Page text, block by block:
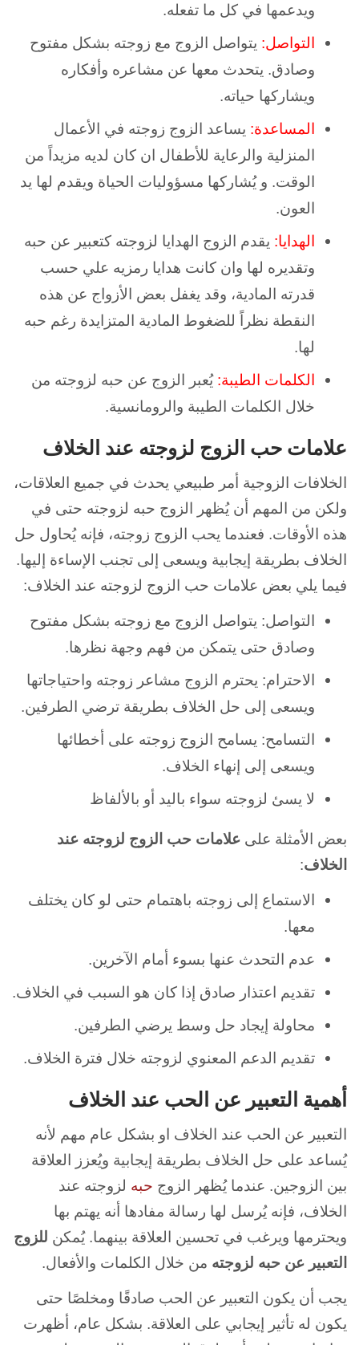
ويدعمها في كل ما تفعله.
التواصل: يتواصل الزوج مع زوجته بشكل مفتوح
وصادق. يتحدث معها عن مشاعره وأفكاره
ويشاركها حياته.
المساعدة: يساعد الزوج زوجته في الأعمال
المنزلية والرعاية للأطفال ان كان لديه مزيداً من
الوقت. و يُشاركها مسؤوليات الحياة ويقدم لها يد
العون.
الهدايا: يقدم الزوج الهدايا لزوجته كتعبير عن حبه
وتقديره لها وان كانت هدايا رمزيه علي حسب
قدرته المادية، وقد يغفل بعض الأزواج عن هذه
النقطة نظراً للضغوط المادية المتزايدة رغم حبه
لها.
الكلمات الطيبة: يُعبر الزوج عن حبه لزوجته من
خلال الكلمات الطيبة والرومانسية.
علامات حب الزوج لزوجته عند الخلاف
الخلافات الزوجية أمر طبيعي يحدث في جميع العلاقات،
ولكن من المهم أن يُظهر الزوج حبه لزوجته حتى في
هذه الأوقات. فعندما يحب الزوج زوجته، فإنه يُحاول حل
الخلاف بطريقة إيجابية ويسعى إلى تجنب الإساءة إليها.
فيما يلي بعض علامات حب الزوج لزوجته عند الخلاف:
التواصل: يتواصل الزوج مع زوجته بشكل مفتوح
وصادق حتى يتمكن من فهم وجهة نظرها.
الاحترام: يحترم الزوج مشاعر زوجته واحتياجاتها
ويسعى إلى حل الخلاف بطريقة ترضي الطرفين.
التسامح: يسامح الزوج زوجته على أخطائها
ويسعى إلى إنهاء الخلاف.
لا يسئ لزوجته سواء باليد أو بالألفاظ
بعض الأمثلة على علامات حب الزوج لزوجته عند
الخلاف:
الاستماع إلى زوجته باهتمام حتى لو كان يختلف
معها.
عدم التحدث عنها بسوء أمام الآخرين.
تقديم اعتذار صادق إذا كان هو السبب في الخلاف.
محاولة إيجاد حل وسط يرضي الطرفين.
تقديم الدعم المعنوي لزوجته خلال فترة الخلاف.
أهمية التعبير عن الحب عند الخلاف
التعبير عن الحب عند الخلاف او بشكل عام مهم لأنه
يُساعد على حل الخلاف بطريقة إيجابية ويُعزز العلاقة
بين الزوجين. عندما يُظهر الزوج حبه لزوجته عند
الخلاف، فإنه يُرسل لها رسالة مفادها أنه يهتم بها
ويحترمها ويرغب في تحسين العلاقة بينهما. يُمكن للزوج
التعبير عن حبه لزوجته من خلال الكلمات والأفعال.
يجب أن يكون التعبير عن الحب صادقًا ومخلصًا حتى
يكون له تأثير إيجابي على العلاقة. بشكل عام، أظهرت